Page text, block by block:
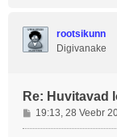
rootsikunn
Digivanake
Re: Huvitavad
P
o
19:13, 28 Veebr